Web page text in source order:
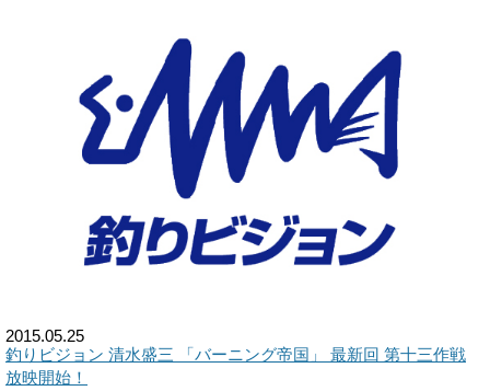
2015.05.25
釣りビジョン 清水盛三 「バーニング帝国」 最新回 第十三作戦
放映開始！